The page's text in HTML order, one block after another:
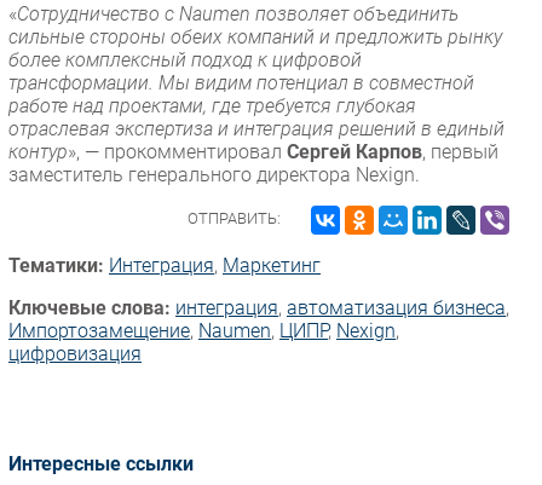
«Сотрудничество с Naumen позволяет объединить
сильные стороны обеих компаний и предложить рынку
более комплексный подход к цифровой
трансформации. Мы видим потенциал в совместной
работе над проектами, где требуется глубокая
отраслевая экспертиза и интеграция решений в единый
контур», — прокомментировал Сергей Карпов, первый
заместитель генерального директора Nexign.
ОТПРАВИТЬ:
Тематики: Интеграция, Маркетинг
Ключевые слова: интеграция, автоматизация бизнеса,
Импорто­замещение, Naumen, ЦИПР, Nexign,
цифровизация
Интересные ссылки